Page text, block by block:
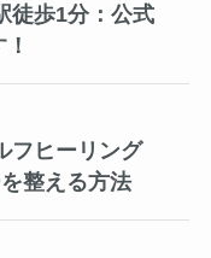
徒歩1分：公式
フヒーリング
整える方法